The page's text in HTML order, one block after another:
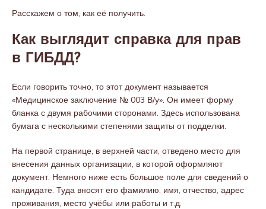
Расскажем о том, как её получить.
Как выглядит справка для прав
в ГИБДД?
Если говорить точно, то этот документ называется
«Медицинское заключение № 003 В/у». Он имеет форму
бланка с двумя рабочими сторонами. Здесь использована
бумага с несколькими степенями защиты от подделки.
На первой странице, в верхней части, отведено место для
внесения данных организации, в которой оформляют
документ. Немного ниже есть большое поле для сведений о
кандидате. Туда вносят его фамилию, имя, отчество, адрес
проживания, место учёбы или работы и т.д.